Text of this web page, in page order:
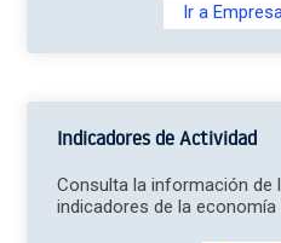
Ir a
Indicadores de Actividad
Consulta la información de
indicadores de la economía